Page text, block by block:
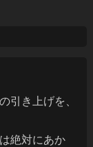
引き上げを、
絶対にあか